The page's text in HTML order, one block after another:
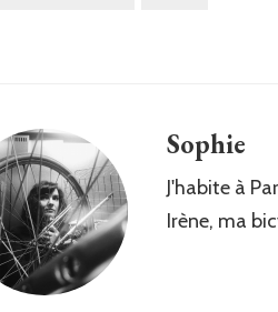
Sophie
J'habite à
Irène, ma